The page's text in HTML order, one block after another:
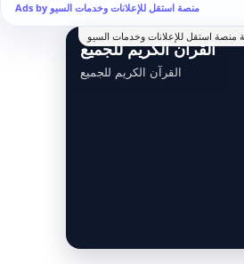
Ads by منصة استقل للإعلانات وخدمات السيو
منصة استقل للإعلانات وخدمات السيو
القرآن الكريم للجميع
القرآن الكريم للجميع